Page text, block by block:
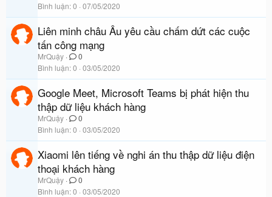
Bình luận 0 07/05/2020
Liên minh châu Âu yêu cầu chấm dứt các cuộc
tấn công mạng
MrQuậy
0
Bình luận 0 03/05/2020
Google Meet, Microsoft Teams bị phát hiện thu
thập dữ liệu khách hàng
MrQuậy
0
Bình luận 0 03/05/2020
Xiaomi lên tiếng về nghi án thu thập dữ liệu điện
thoại khách hàng
MrQuậy
0
Bình luận 0 03/05/2020